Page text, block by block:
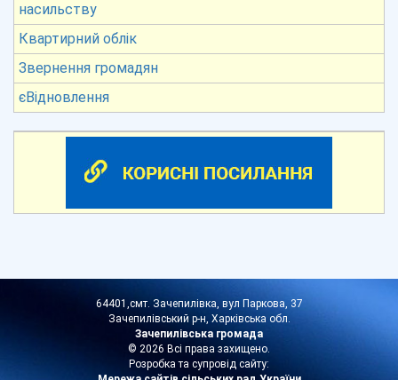
насильству
Квартирний облік
Звернення громадян
єВідновлення
64401,смт. Зачепилівка, вул Паркова, 37
Зачепилівський р-н, Харківська обл.
Зачепилівська громада
© 2026 Всі права захищено.
Розробка та супровід сайту: